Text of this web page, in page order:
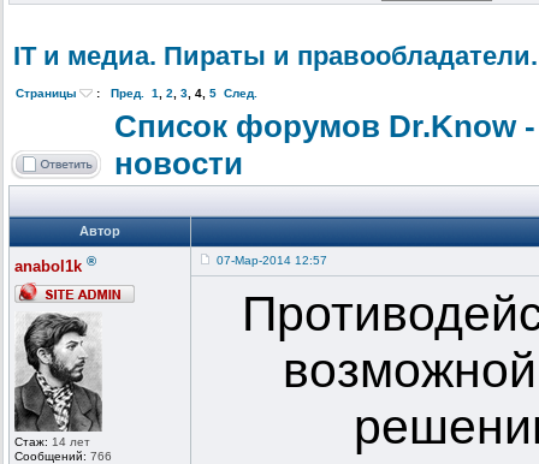
IT и медиа. Пираты и правообладат
Страницы : Пред. 1, 2, 3, 4, 5 След.
Список форумов Dr.Know
новости
Автор
anabol1k ®
Стаж: 14 лет
Сообщений: 766
07-Мар-2014 12:57